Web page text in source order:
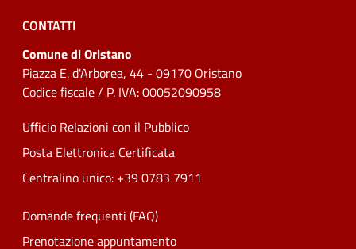
CONTATTI
Comune di Oristano
Piazza E. d'Arborea, 44 - 09170 Oristano
Codice fiscale / P. IVA: 00052090958
Ufficio Relazioni con il Pubblico
Posta Elettronica Certificata
Centralino unico: +39 0783 7911
Domande frequenti (FAQ)
Prenotazione appuntamento